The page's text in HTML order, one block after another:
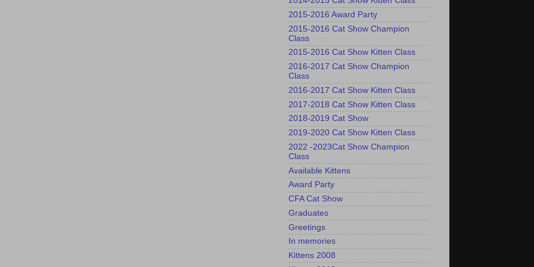
2015-2016 Award Party
2015-2016 Cat Show Champion
Class
2015-2016 Cat Show Kitten Class
2016-2017 Cat Show Champion
Class
2016-2017 Cat Show Kitten Class
2017-2018 Cat Show Kitten Class
2018-2019 Cat Show
2019-2020 Cat Show Kitten Class
2022 -2023Cat Show Champion
Class
Available Kittens
Award Party
CFA Cat Show
Graduates
Greetings
In memories
Kittens 2008